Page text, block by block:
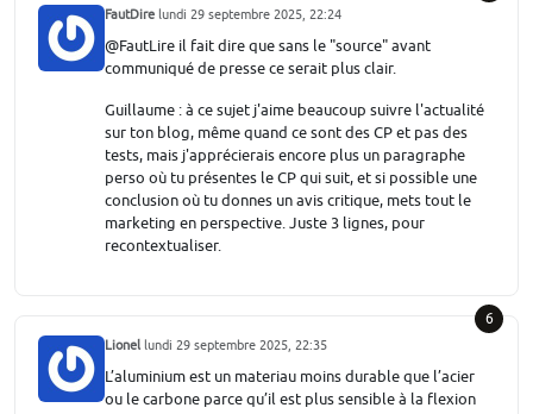
FautDire lundi 29 septembre 2025, 22:24
@FautLire il fait dire que sans le "source" avant
communiqué de presse ce serait plus clair.
Guillaume : à ce sujet j'aime beaucoup suivre l'actualité
sur ton blog, même quand ce sont des CP et pas des
tests, mais j'apprécierais encore plus un paragraphe
perso où tu présentes le CP qui suit, et si possible une
conclusion où tu donnes un avis critique, mets tout le
marketing en perspective. Juste 3 lignes, pour
recontextualiser.
6
Lionel lundi 29 septembre 2025, 22:35
L’aluminium est un materiau moins durable que l’acier
ou le carbone parce qu’il est plus sensible à la flexion